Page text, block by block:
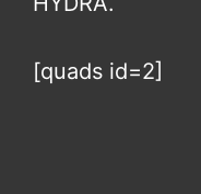
[quads id=2]